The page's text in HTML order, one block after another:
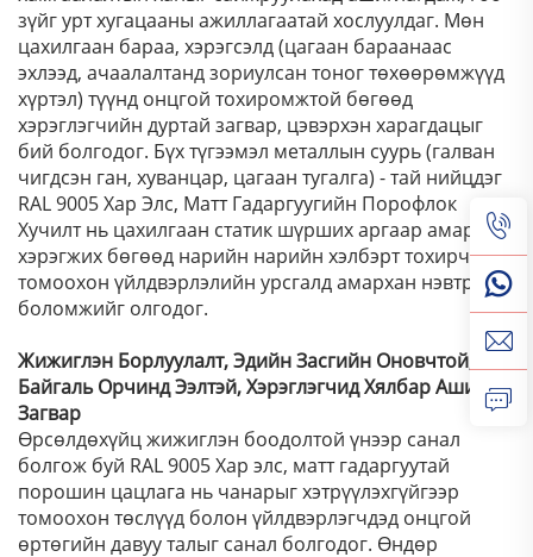
зүйг урт хугацааны ажиллагаатай хослуулдаг. Мөн
цахилгаан бараа, хэрэгсэлд (цагаан бараанаас
эхлээд, ачаалалтанд зориулсан тоног төхөөрөмжүүд
хүртэл) түүнд онцгой тохиромжтой бөгөөд
хэрэглэгчийн дуртай загвар, цэвэрхэн харагдацыг
бий болгодог. Бүх түгээмэл металлын суурь (галван
чигдсэн ган, хуванцар, цагаан тугалга) - тай нийцдэг
RAL 9005 Хар Элс, Матт Гадаргуугийн Порофлок
Хучилт нь цахилгаан статик шүрших аргаар амархан
хэрэгжих бөгөөд нарийн нарийн хэлбэрт тохирч,
томоохон үйлдвэрлэлийн урсгалд амархан нэвтрэх
боломжийг олгодог.
Жижиглэн Борлуулалт, Эдийн Засгийн Оновчтой,
Байгаль Орчинд Ээлтэй, Хэрэглэгчид Хялбар Ашиглах
Загвар
Өрсөлдөхүйц жижиглэн боодолтой үнээр санал
болгож буй RAL 9005 Хар элс, матт гадаргуутай
порошин цацлага нь чанарыг хэтрүүлэхгүйгээр
томоохон төслүүд болон үйлдвэрлэгчдэд онцгой
өртөгийн давуу талыг санал болгодог. Өндөр